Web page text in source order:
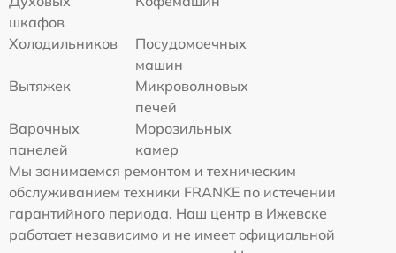
шкафов
Холодильников
Посудомоечных
машин
Вытяжек
Микроволновых
печей
Варочных
панелей
Морозильных
камер
Мы занимаемся ремонтом и техническим
обслуживанием техники FRANKE по истечении
гарантийного периода. Наш центр в Ижевске
работает независимо и не имеет официальной